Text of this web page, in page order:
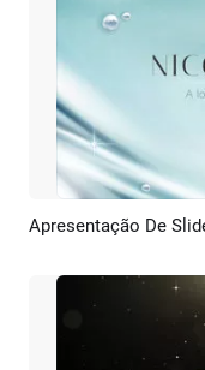
Pré-
Apresentação De